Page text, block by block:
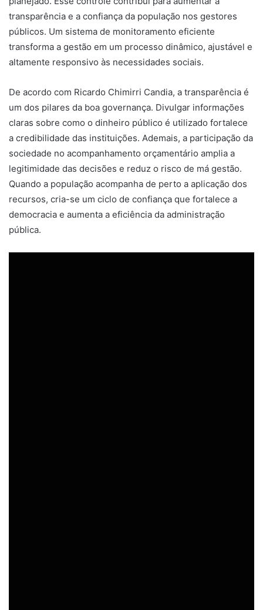
transparência e a confiança da população nos gestores
públicos. Um sistema de monitoramento eficiente
transforma a gestão em um processo dinâmico, ajustável e
altamente responsivo às necessidades sociais.
De acordo com Ricardo Chimirri Candia, a transparência é
um dos pilares da boa governança. Divulgar informações
claras sobre como o dinheiro público é utilizado fortalece
a credibilidade das instituições. Ademais, a participação da
sociedade no acompanhamento orçamentário amplia a
legitimidade das decisões e reduz o risco de má gestão.
Quando a população acompanha de perto a aplicação dos
recursos, cria-se um ciclo de confiança que fortalece a
democracia e aumenta a eficiência da administração
pública.